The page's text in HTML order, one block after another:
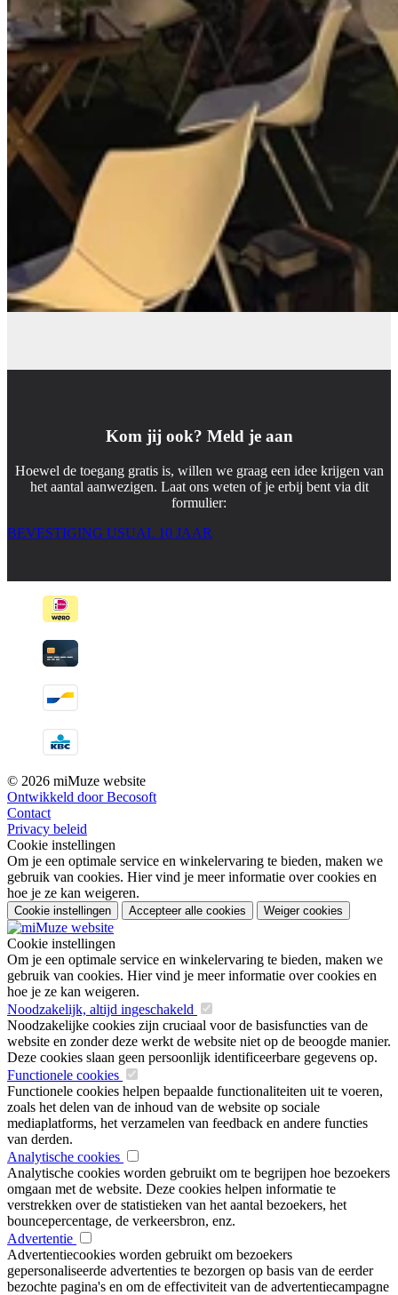
Kom jij ook? Meld je aan
Hoewel de toegang gratis is, willen we graag een idee krijgen van
het aantal aanwezigen. Laat ons weten of je erbij bent via dit
formulier:
BEVESTIGING USUAL 10 JAAR
© 2026 miMuze website
Ontwikkeld door Becosoft
Contact
Privacy beleid
Cookie instellingen
Om je een optimale service en winkelervaring te bieden, maken we
gebruik van cookies. Hier vind je meer informatie over cookies en
hoe je ze kan weigeren.
Cookie instellingen Accepteer alle cookies Weiger cookies
Cookie instellingen
Om je een optimale service en winkelervaring te bieden, maken we
gebruik van cookies. Hier vind je meer informatie over cookies en
hoe je ze kan weigeren.
Noodzakelijk, altijd ingeschakeld
Noodzakelijke cookies zijn cruciaal voor de basisfuncties van de
website en zonder deze werkt de website niet op de beoogde manier.
Deze cookies slaan geen persoonlijk identificeerbare gegevens op.
Functionele cookies
Functionele cookies helpen bepaalde functionaliteiten uit te voeren,
zoals het delen van de inhoud van de website op sociale
mediaplatforms, het verzamelen van feedback en andere functies
van derden.
Analytische cookies
Analytische cookies worden gebruikt om te begrijpen hoe bezoekers
omgaan met de website. Deze cookies helpen informatie te
verstrekken over de statistieken van het aantal bezoekers, het
bouncepercentage, de verkeersbron, enz.
Advertentie
Advertentiecookies worden gebruikt om bezoekers
gepersonaliseerde advertenties te bezorgen op basis van de eerder
bezochte pagina's en om de effectiviteit van de advertentiecampagne